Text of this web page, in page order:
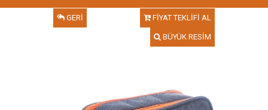
GERİ FİYAT TEKLİFİ AL
BÜYÜK RESİM